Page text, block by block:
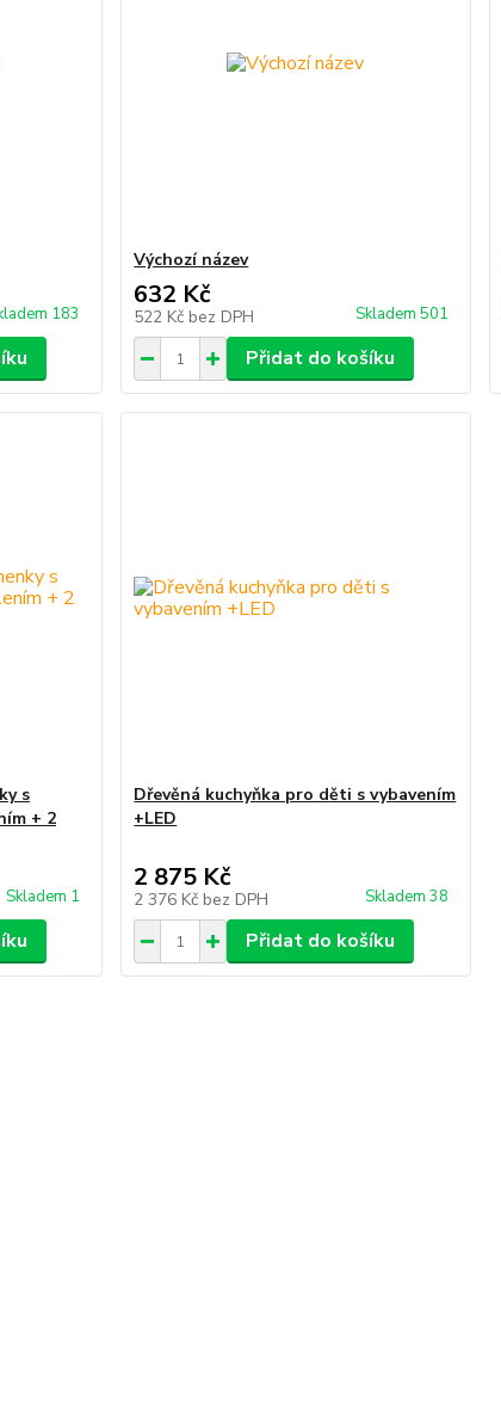
183
Výchozí název
632 Kč
522 Kč bez DPH Skladem 501
Přidat do košíku
s
+ 2
Skladem 1
Dřevěná kuchyňka pro děti s vybavením
+LED
2 875 Kč
2 376 Kč bez DPH Skladem 38
Přidat do košíku